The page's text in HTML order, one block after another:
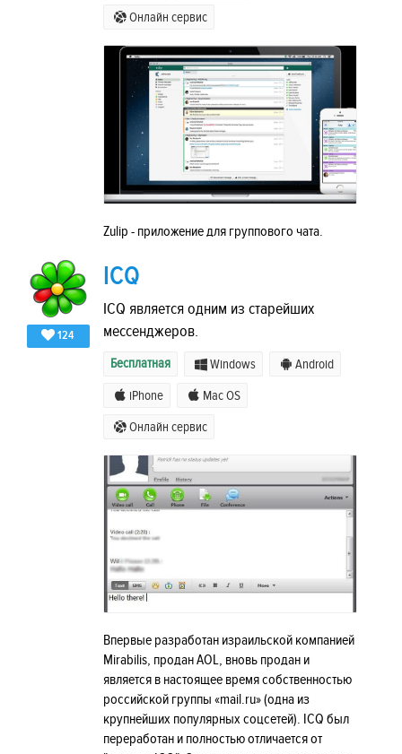
Онлайн сервис
Zulip - приложение для группового чата.
124
ICQ
ICQ является одним из старейших
мессенджеров.
Бесплатная Windows Android
iPhone Mac OS
Онлайн сервис
Впервые разработан израильской компанией
Mirabilis, продан AOL, вновь продан и
является в настоящее время собственностью
российской группы «mail.ru» (одна из
крупнейших популярных соцсетей). ICQ был
переработан и полностью отличается от